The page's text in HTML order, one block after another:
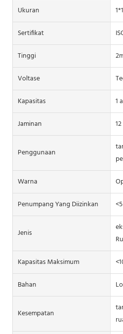
Ukuran
Sertifikat
Tinggi
Voltase
Kapasitas
1
Jaminan
Penggunaan
Warna
Penumpang Yang Diizinkan
<5
Jenis
Kapasitas Maksimum
Bahan
Kesempatan